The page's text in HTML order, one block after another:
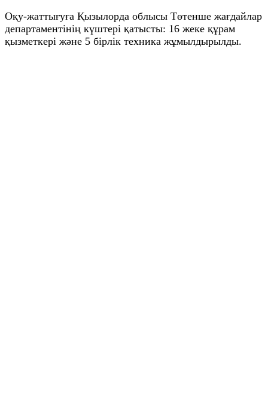
Оқу-жаттығуға Қызылорда облысы Төтенше жағдайлар
департаментінің күштері қатысты: 16 жеке құрам
қызметкері және 5 бірлік техника жұмылдырылды.